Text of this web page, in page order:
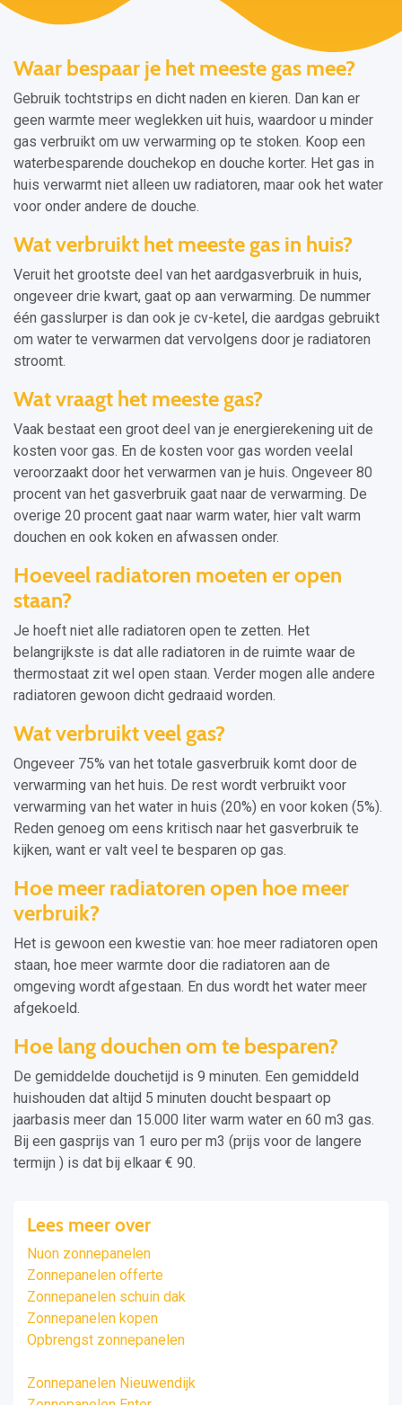
Waar bespaar je het meeste gas mee?
Gebruik tochtstrips en dicht naden en kieren. Dan kan er
geen warmte meer weglekken uit huis, waardoor u minder
gas verbruikt om uw verwarming op te stoken. Koop een
waterbesparende douchekop en douche korter. Het gas in
huis verwarmt niet alleen uw radiatoren, maar ook het water
voor onder andere de douche.
Wat verbruikt het meeste gas in huis?
Veruit het grootste deel van het aardgasverbruik in huis,
ongeveer drie kwart, gaat op aan verwarming. De nummer
één gasslurper is dan ook je cv-ketel, die aardgas gebruikt
om water te verwarmen dat vervolgens door je radiatoren
stroomt.
Wat vraagt het meeste gas?
Vaak bestaat een groot deel van je energierekening uit de
kosten voor gas. En de kosten voor gas worden veelal
veroorzaakt door het verwarmen van je huis. Ongeveer 80
procent van het gasverbruik gaat naar de verwarming. De
overige 20 procent gaat naar warm water, hier valt warm
douchen en ook koken en afwassen onder.
Hoeveel radiatoren moeten er open
staan?
Je hoeft niet alle radiatoren open te zetten. Het
belangrijkste is dat alle radiatoren in de ruimte waar de
thermostaat zit wel open staan. Verder mogen alle andere
radiatoren gewoon dicht gedraaid worden.
Wat verbruikt veel gas?
Ongeveer 75% van het totale gasverbruik komt door de
verwarming van het huis. De rest wordt verbruikt voor
verwarming van het water in huis (20%) en voor koken (5%).
Reden genoeg om eens kritisch naar het gasverbruik te
kijken, want er valt veel te besparen op gas.
Hoe meer radiatoren open hoe meer
verbruik?
Het is gewoon een kwestie van: hoe meer radiatoren open
staan, hoe meer warmte door die radiatoren aan de
omgeving wordt afgestaan. En dus wordt het water meer
afgekoeld.
Hoe lang douchen om te besparen?
De gemiddelde douchetijd is 9 minuten. Een gemiddeld
huishouden dat altijd 5 minuten doucht bespaart op
jaarbasis meer dan 15.000 liter warm water en 60 m3 gas.
Bij een gasprijs van 1 euro per m3 (prijs voor de langere
termijn ) is dat bij elkaar € 90.
Lees meer over
Nuon zonnepanelen
Zonnepanelen offerte
Zonnepanelen schuin dak
Zonnepanelen kopen
Opbrengst zonnepanelen
Zonnepanelen Nieuwendijk